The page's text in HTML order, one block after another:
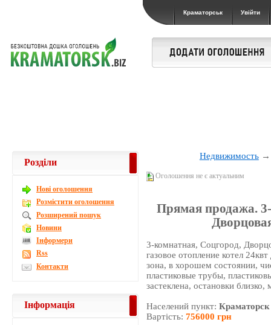
Краматорськ Увійти
Недвижимость
Оголошення не є актуальним
Прямая продажа.
3-комнатная, Соцгород,
газовое отопление котел
зона, в хорошем состоянии,
пластиковые трубы,
застеклена, остановки
Населений пункт:Краматорск
Вартість:756000 грн
Розділи
Новi оголошення
Розмістити оголошення
Розширений пошук
Новини
Інформери
Rss
Контакти
Інформація